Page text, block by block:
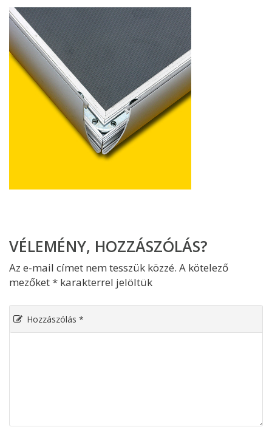
VÉLEMÉNY, HOZZÁSZÓLÁS?
Az e-mail címet nem tesszük közzé. A kötelező
mezőket* karakterrel jelöltük
Hozzászólás *